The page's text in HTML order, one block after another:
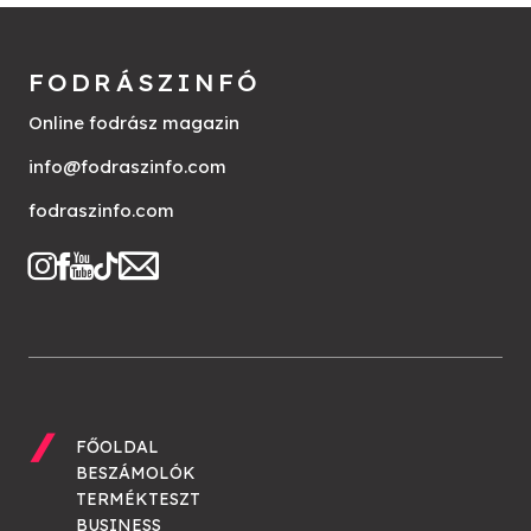
FODRÁSZINFÓ
Online fodrász magazin
info@fodraszinfo.com
fodraszinfo.com
FŐOLDAL
BESZÁMOLÓK
TERMÉKTESZT
BUSINESS